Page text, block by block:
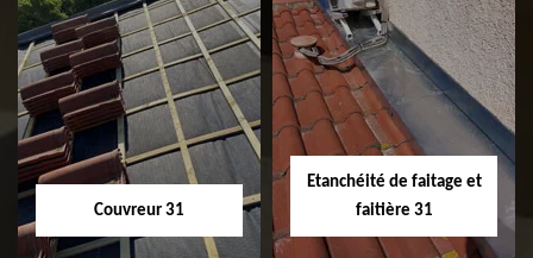
Couvreur 31
Etanchéité de faitage et
faitière 31